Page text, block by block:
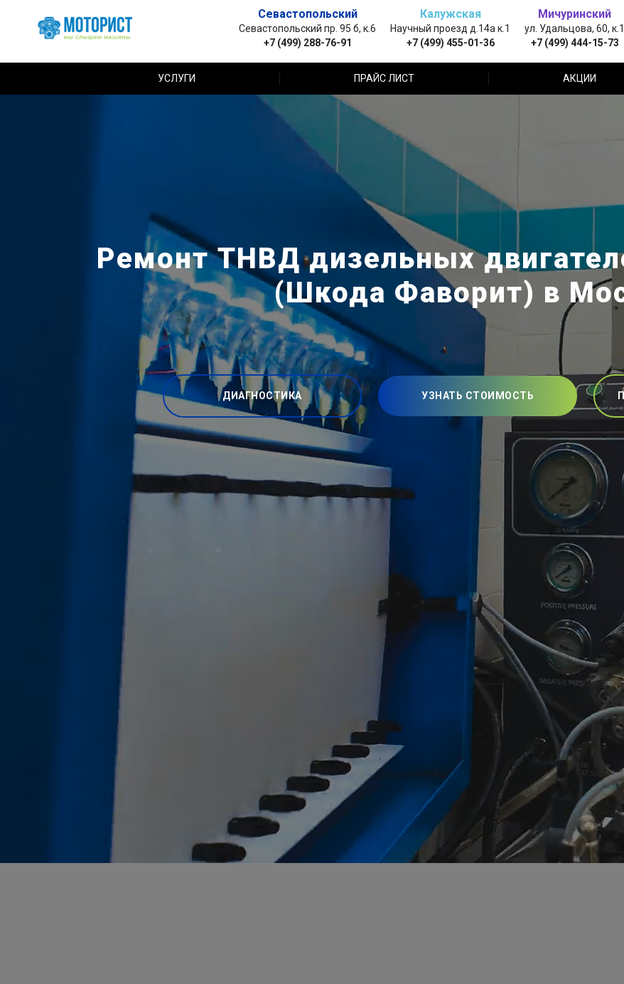
Севастопольский
Севастопольский пр. 95 б, к.6
+7 (499) 288-76-91
Калужская
Научный проезд д.14а к.1
+7 (499) 455-01-36
Мичуринский
ул. Удальцова, 60, к.1
+7 (499) 444-15-73
УСЛУГИ ПРАЙС ЛИСТ АКЦИИ
Ремонт ТНВД дизельных
(Шкода Фаворит) в
ДИАГНОСТИКА УЗНАТЬ СТОИМОСТЬ